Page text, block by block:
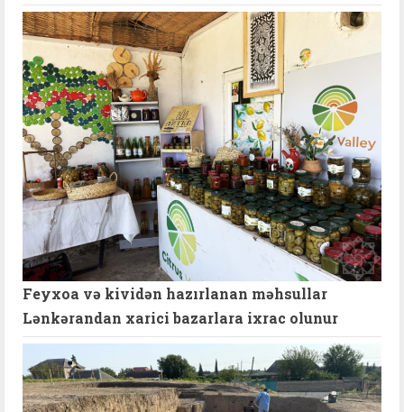
Feyxoa və kividən hazırlanan məhsullar
Lənkərandan xarici bazarlara ixrac olunur